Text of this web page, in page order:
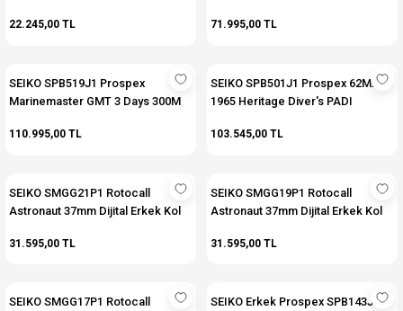
22.245,00 TL 71.995,00 TL
SEIKO SPB519J1 Prospex
Marinemaster GMT 3 Days 300M
110.995,00 TL
SEIKO SPB501J1 Prospex 62MAS -
1965 Heritage Diver's PADI
Erkek Kol Saati
103.545,00 TL
SEIKO SMGG21P1 Rotocall
Astronaut 37mm Dijital Erkek Kol
31.595,00 TL
SEIKO SMGG19P1 Rotocall
Astronaut 37mm Dijital Erkek Kol
31.595,00 TL
SEIKO SMGG17P1 Rotocall
SEIKO Erkek Prospex SPB143J